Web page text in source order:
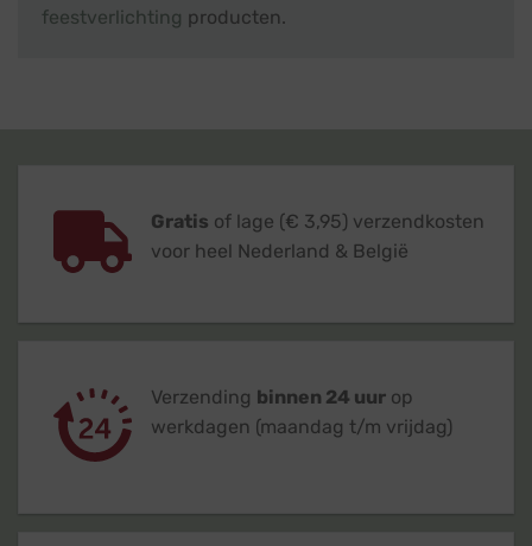
feestverlichting producten.
Gratis of lage (€ 3,95) verzendkosten
voor heel Nederland & België
Verzending binnen 24 uur op
werkdagen (maandag t/m vrijdag)